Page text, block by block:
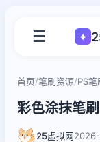
☰ ✦
首页/笔刷资源/PS笔
彩色涂抹笔刷
25虚拟网